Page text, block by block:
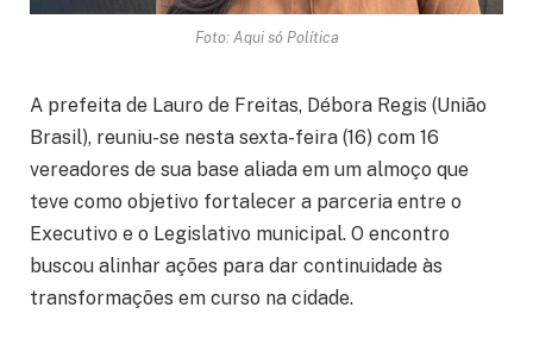
Foto: Aqui só Política
A prefeita de Lauro de Freitas, Débora Regis (União
Brasil), reuniu-se nesta sexta-feira (16) com 16
vereadores de sua base aliada em um almoço que
teve como objetivo fortalecer a parceria entre o
Executivo e o Legislativo municipal. O encontro
buscou alinhar ações para dar continuidade às
transformações em curso na cidade.